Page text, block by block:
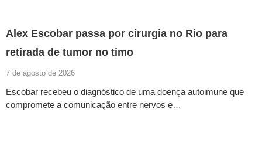
Alex Escobar passa por cirurgia no Rio para
retirada de tumor no timo
7 de agosto de 2026
Escobar recebeu o diagnóstico de uma doença autoimune que
compromete a comunicação entre nervos e…